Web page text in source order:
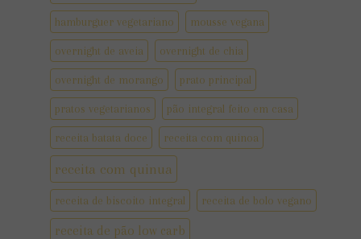
hamburguer vegetariano mousse vegana
overnight de aveia overnight de chia
overnight de morango prato principal
pratos vegetarianos pão integral feito em casa
receita batata doce receita com quinoa
receita com quinua
receita de biscoito integral receita de bolo vegano
receita de pão low carb